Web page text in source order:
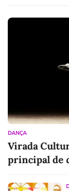
DANÇA
Virada
principal de